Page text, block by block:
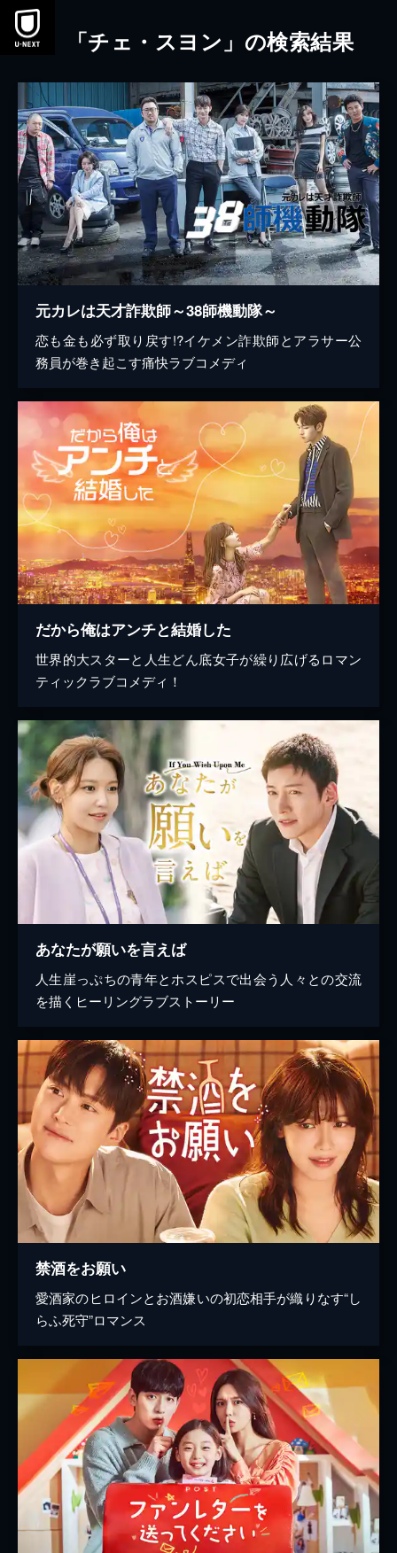
本文へスキップ
「チェ・スヨン」の検索結果
元カレは天才詐欺師～38師機動隊～
恋も金も必ず取り戻す!?イケメン詐欺師とアラサー公
務員が巻き起こす痛快ラブコメディ
だから俺はアンチと結婚した
世界的大スターと人生どん底女子が繰り広げるロマン
ティックラブコメディ！
あなたが願いを言えば
人生崖っぷちの青年とホスピスで出会う人々との交流
を描くヒーリングラブストーリー
禁酒をお願い
愛酒家のヒロインとお酒嫌いの初恋相手が織りなす“し
らふ死守”ロマンス